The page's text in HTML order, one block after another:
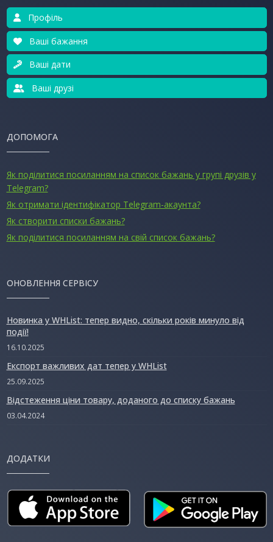
Профіль
Ваші бажання
Ваші дати
Ваші друзі
ДОПОМОГА
Як поділитися посиланням на список бажань у групі друзів у
Telegram?
Як отримати ідентифікатор Telegram-акаунта?
Як створити списки бажань?
Як поділитися посиланням на свій список бажань?
ОНОВЛЕННЯ СЕРВІСУ
Новинка у WHList: тепер видно, скільки років минуло від
події!
16.10.2025
Експорт важливих дат тепер у WHList
25.09.2025
Відстеження ціни товару, доданого до списку бажань
03.04.2024
ДОДАТКИ